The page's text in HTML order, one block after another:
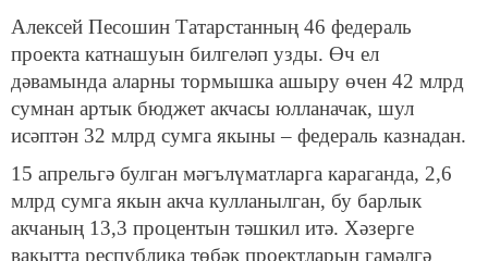
Алексей Песошин Татарстанның 46 федераль
проекта катнашуын билгеләп узды. Өч ел
дәвамында аларны тормышка ашыру өчен 42 млрд
сумнан артык бюджет акчасы юлланачак, шул
исәптән 32 млрд сумга якыны – федераль казнадан.
15 апрельгә булган мәгълүматларга караганда, 2,6
млрд сумга якын акча кулланылган, бу барлык
акчаның 13,3 процентын тәшкил итә. Хәзерге
вакытта республика төбәк проектларын гамәлгә